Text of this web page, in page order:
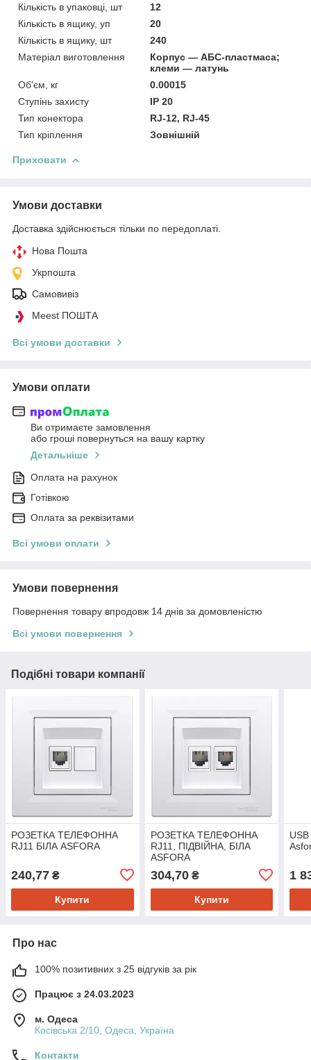
Кількість в упаковці, шт
12
Кількість в ящику, уп
20
Кількість в ящику, шт
240
Матеріал виготовлення
Корпус — АБС-пластмаса;
клеми — латунь
Об'єм, кг
0.00015
Ступінь захисту
IP 20
Тип конектора
RJ-12, RJ-45
Тип кріплення
Зовнішній
Приховати
Умови доставки
Доставка здійснюється тільки по передоплаті.
Нова Пошта
Укрпошта
Самовивіз
Meest ПОШТА
Всі умови доставки
Умови оплати
Ви отримаєте замовлення
або гроші повернуться на вашу картку
Детальніше
Оплата на рахунок
Готівкою
Оплата за реквізитами
Всі умови оплати
Умови повернення
Повернення товару впродовж 14 днів за домовленістю
Всі умови повернення
Подібні товари компанії
РОЗЕТКА ТЕЛЕФОННА
RJ11 БІЛА ASFORA
240,77 ₴
Купити
РОЗЕТКА ТЕЛЕФОННА
RJ11, ПІДВІЙНА, БІЛА
ASFORA
304,70₴
Купити
USB
1
Про нас
100% позитивних з 25 відгуків за рік
Працює з 24.03.2023
м. Одеса
Косівська 2/10, Одеса, Україна
Контакти